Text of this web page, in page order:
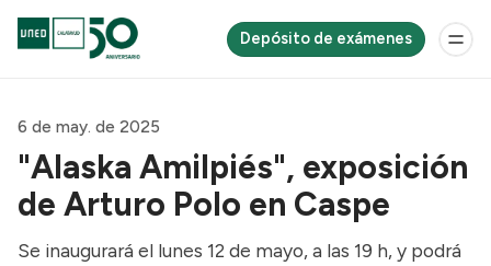
Depósito de exámenes
6 de may. de 2025
"Alaska Amilpiés", exposición
de Arturo Polo en Caspe
Se inaugurará el lunes 12 de mayo, a las 19 h, y podrá